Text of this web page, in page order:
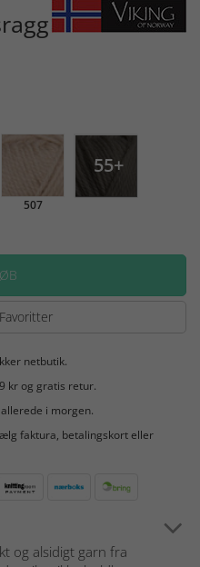
507
55+
netbutik.
kr og gratis retur.
i morgen.
faktura, betalingskort eller
og alsidigt garn fra